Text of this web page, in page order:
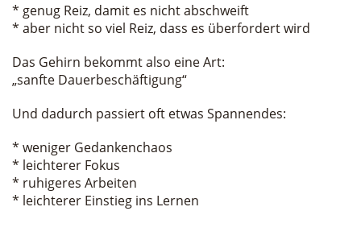
* genug Reiz, damit es nicht abschweift
* aber nicht so viel Reiz, dass es überfordert wird
Das Gehirn bekommt also eine Art:
„sanfte Dauerbeschäftigung“
Und dadurch passiert oft etwas Spannendes:
* weniger Gedankenchaos
* leichterer Fokus
* ruhigeres Arbeiten
* leichterer Einstieg ins Lernen